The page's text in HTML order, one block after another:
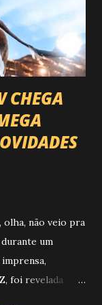
CHEGA
olha, não veio pra
um
foi revelada